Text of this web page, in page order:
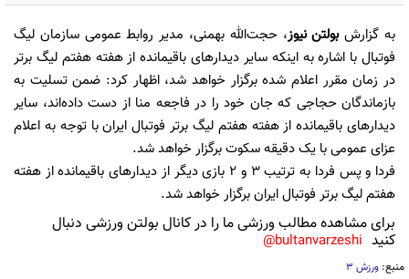
به گزارشبولتن نیوز، حجت‌الله بهمنی، مدیر روابط عمومی سازمان لیگ
فوتبال با اشاره به اینکه سایر دیدارهای باقیمانده از هفته هفتم لیگ برتر
در زمان مقرر اعلام شده برگزار خواهد شد، اظهار کرد: ضمن تسلیت به
بازماندگان حجاجی که جان خود را در فاجعه منا از دست داده‌اند، سایر
دیدارهای باقیمانده از هفته هفتم لیگ برتر فوتبال ایران با توجه به اعلام
عزای عمومی با یک دقیقه سکوت برگزار خواهد شد.
فردا و پس فردا به ترتیب 3 و 2 بازی دیگر از دیدارهای باقیمانده از هفته
هفتم لیگ برتر فوتبال ایران برگزار خواهد شد.
برای مشاهده مطالب ورزشی ما را در کانال بولتن ورزشی دنبال
کنید bultanvarzeshi@
منبع: ورزش 3